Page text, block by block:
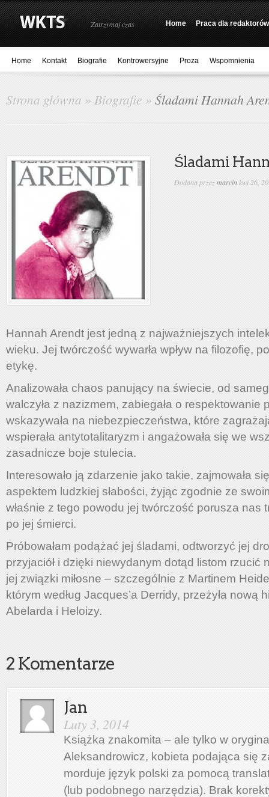
Zatrzymaj czas Home Praca dla redaktorów
Home Kontakt Biografie Kontrowersyjne Proza Wspomnienia
Strona główna» Biografie » Śladami Hannah
Śladami
Dodana przez marcinkwi 26,
Hannah Arendt jest jedną z najważniejszych
wieku. Jej twórczość wywarła wpływ na filozofię,
etykę.
Analizowała chaos panujący na świecie, od
walczyła z nazizmem, zabiegała o respektowanie
wskazywała na niebezpieczeństwa, które
wspierała antytotalitaryzm i angażowała się we
zasadnicze boje stulecia.
Interesowało ją zdarzenie jako takie, zajmowała
aspektem ludzkiej słabości, żyjąc zgodnie ze
właśnie z tego powodu jej twórczość porusza nas
po jej śmierci.
Próbowałam podążać jej śladami, odtworzyć jej
przyjaciół i dzięki niewydanym dotąd listom rzucić
jej związki miłosne – szczególnie z Martinem
którym według Jacques’a Derridy, przeżyła nową
Abelarda i Heloizy.
2 Komentarze
Jan
Luty 3, 2014
Książka znakomita – ale tylko w
Aleksandrowicz, kobieta podająca się
morduje język polski za pomocą
(lub podobnego narzędzia). Brak